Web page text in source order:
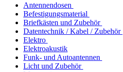
Antennendosen
Befestigungsmaterial
Briefkästen und Zubehör
Datentechnik / Kabel / Zubehör
Elektro
Elektroakustik
Funk- und Autoantennen
Licht und Zubehör